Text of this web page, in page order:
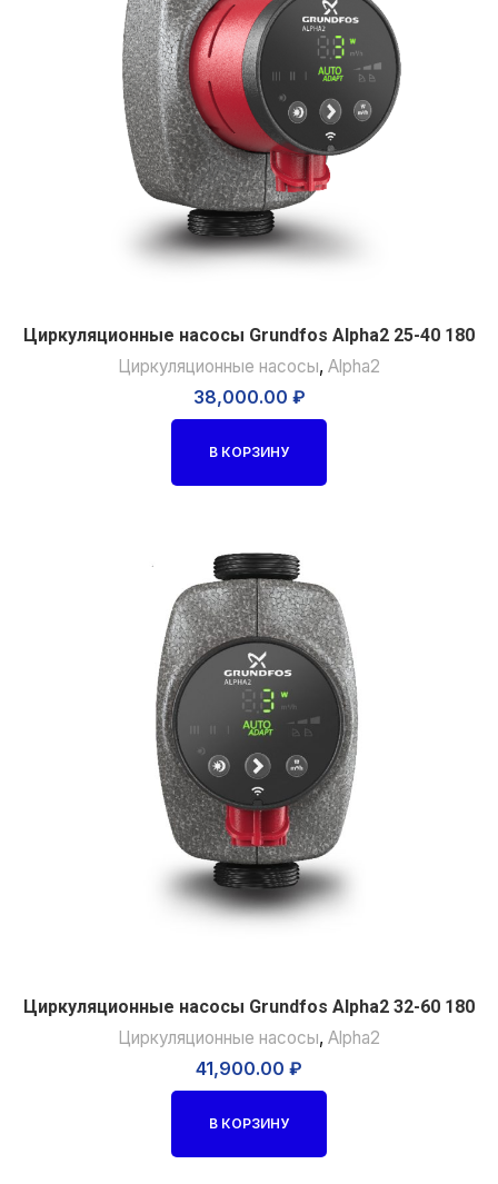
Циркуляционные насосы Grundfos Alpha2 25-40 180
Циркуляционные насосы, Alpha2
38,000.00 ₽
В КОРЗИНУ
Циркуляционные насосы Grundfos Alpha2 32-60 180
Циркуляционные насосы, Alpha2
41,900.00 ₽
В КОРЗИНУ